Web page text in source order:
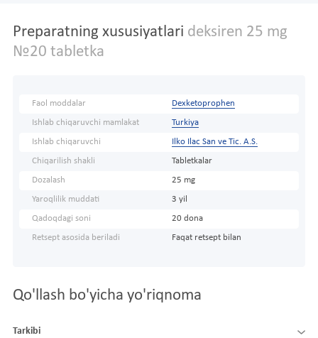
Preparatning xususiyatlari deksiren 25 mg
№20 tabletka
Faol moddalar Dexketoprophen
Ishlab chiqaruvchi mamlakat Turkiya
Ishlab chiqaruvchi Ilko Ilac San ve Tic. A.S.
Chiqarilish shakli Tabletkalar
Dozalash 25 mg
Yaroqlilik muddati 3 yil
Qadoqdagi soni 20 dona
Retsept asosida beriladi Faqat retsept bilan
Qo'llash bo'yicha yo'riqnoma
Tarkibi